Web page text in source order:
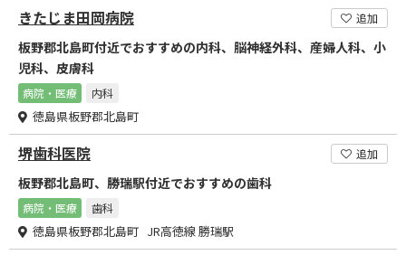
きたじま田岡病院 追加
板野郡北島町付近でおすすめの内科、脳神経外科、産婦人科、小
児科、皮膚科
病院・医療 内科
徳島県板野郡北島町
堺歯科医院 追加
板野郡北島町、勝瑞駅付近でおすすめの歯科
病院・医療 歯科
徳島県板野郡北島町 JR高徳線 勝瑞駅